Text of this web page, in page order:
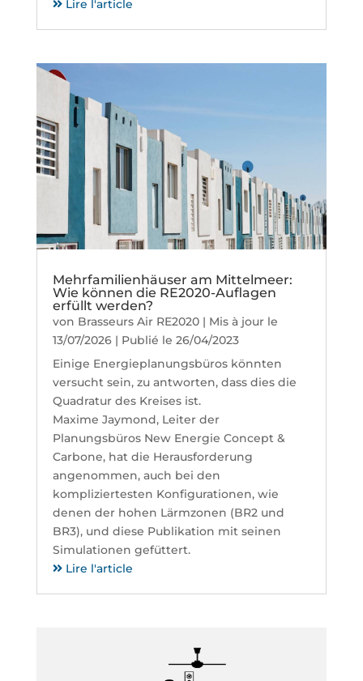
Lire l'article
Mehrfamilienhäuser am Mittelmeer:
Wie können die RE2020-Auflagen
erfüllt werden?
von Brasseurs Air RE2020| Mis à jour le
13/07/2026 | Publié le 26/04/2023
Einige Energieplanungsbüros könnten
versucht sein, zu antworten, dass dies die
Quadratur des Kreises ist.
Maxime Jaymond, Leiter der
Planungsbüros New Energie Concept &
Carbone, hat die Herausforderung
angenommen, auch bei den
kompliziertesten Konfigurationen, wie
denen der hohen Lärmzonen (BR2 und
BR3), und diese Publikation mit seinen
Simulationen gefüttert.
Lire l'article